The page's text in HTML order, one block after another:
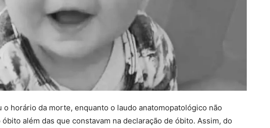
o horário da morte, enquanto o laudo anatomopatológico não
além das que constavam na declaração de óbito. Assim, do